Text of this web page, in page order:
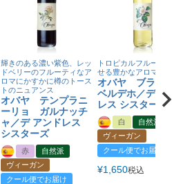
輝きのある濃い紫色、レッ
ドベリーのフルーティなア
ロマにかすかに樽のトース
トのニュアンス
オバヤ テンプラニ
ーリョ ガルナッチ
ャ／デ アンドレス
シスターズ
赤
自然派
ヴィーガン
クール便でお届け
トロピカルフルーツを思
せる豊かなアロマ
オバヤ ブラン
ベルデホ／デ アン
レス シスターズ
白
自然派
ヴィーガン
クール便でお届け
¥1,650税込